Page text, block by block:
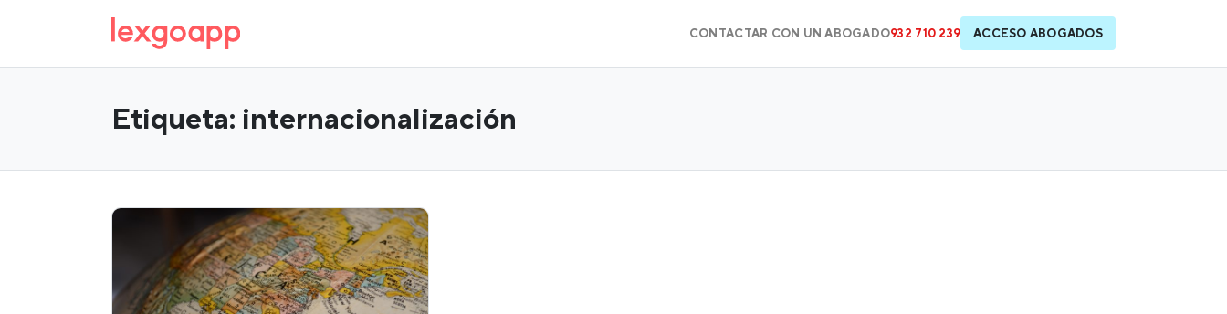
CONTACTAR CON UN ABOGADO932 710 239 ACCESO ABOGADOS
Etiqueta: internacionalización